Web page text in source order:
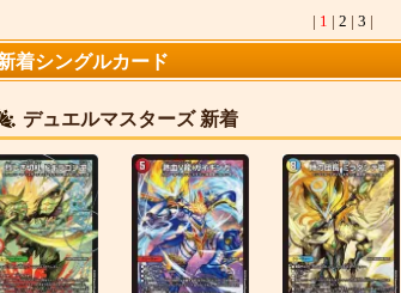
| 1 | 2 | 3 |
着シングルカード
デュエルマスターズ 新着